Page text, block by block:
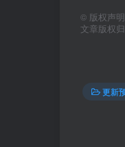
© 版权声明
文章版权
更新